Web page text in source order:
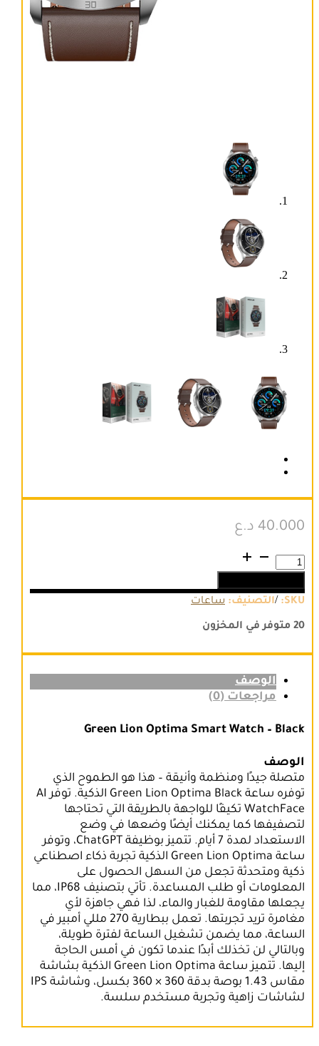
40.000 د.ع
كمية
Green
Optima
Watch
SKU:
/التصنيف: ساعات
20 متوفر في المخزون
الوصف
مراجعات (0)
Green Lion Optima Smart Watch – Black
الوصف
متصلة جيدًا ومنظمة وأنيقة – هذا هو الطموح الذي
توفره ساعة Green Lion Optima Black الذكية. توفر AI
WatchFace تكيفًا للواجهة بالطريقة التي تحتاجها
لتصفيفها كما يمكنك أيضًا وضعها في وضع
الاستعداد لمدة 7 أيام. تتميز بوظيفة ChatGPT، وتوفر
ساعة Green Lion Optima الذكية تجربة ذكاء اصطناعي
ذكية ومتحدثة تجعل من السهل الحصول على
المعلومات أو طلب المساعدة. تأتي بتصنيف IP68، مما
يجعلها مقاومة للغبار والماء، لذا فهي جاهزة لأي
مغامرة تريد تجربتها. تعمل ببطارية 270 مللي أمبير في
الساعة، مما يضمن تشغيل الساعة لفترة طويلة،
وبالتالي لن تخذلك أبدًا عندما تكون في أمس الحاجة
إليها. تتميز ساعة Green Lion Optima الذكية بشاشة
مقاس 1.43 بوصة بدقة 360 × 360 بكسل، وشاشة IPS
لشاشات زاهية وتجربة مستخدم سلسة.